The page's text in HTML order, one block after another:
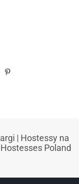
| Hostessy na
Hostesses Poland